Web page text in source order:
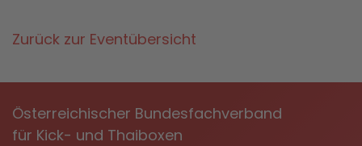
Zurück zur Eventübersicht
Österreichischer Bundesfachverband
für Kick- und Thaiboxen